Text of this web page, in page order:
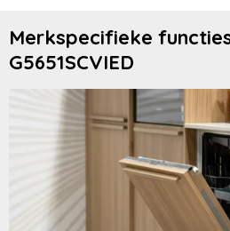
Merkspecifieke
G5651SCVIED